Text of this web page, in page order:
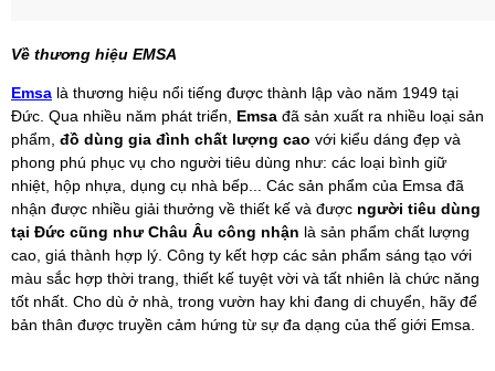
Về thương hiệu EMSA
Emsa là thương hiệu nổi tiếng được thành lập vào năm 1949 tại
Đức. Qua nhiều năm phát triển, Emsa đã sản xuất ra nhiều loại sản
phẩm, đồ dùng gia đình chất lượng cao với kiểu dáng đẹp và
phong phú phục vụ cho người tiêu dùng như: các loại bình giữ
nhiệt, hộp nhựa, dụng cụ nhà bếp... Các sản phẩm của Emsa đã
nhận được nhiều giải thưởng về thiết kế và được người tiêu dùng
tại Đức cũng như Châu Âu công nhận là sản phẩm chất lượng
cao, giá thành hợp lý. Công ty kết hợp các sản phẩm sáng tạo với
màu sắc hợp thời trang, thiết kế tuyệt vời và tất nhiên là chức năng
tốt nhất. Cho dù ở nhà, trong vườn hay khi đang di chuyển, hãy để
bản thân được truyền cảm hứng từ sự đa dạng của thế giới Emsa.